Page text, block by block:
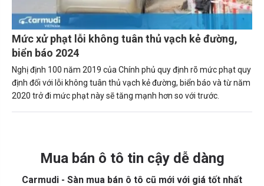
Mức xử phạt lỗi không tuân thủ vạch kẻ đường,
biển báo 2024
Nghị định 100 năm 2019 của Chính phủ quy định rõ mức phạt quy
định đối với lỗi không tuân thủ vạch kẻ đường, biển báo và từ năm
2020 trở đi mức phạt này sẽ tăng mạnh hơn so với trước.
Mua bán ô tô tin cậy dễ dàng
Carmudi - Sàn mua bán ô tô cũ mới với giá tốt nhất